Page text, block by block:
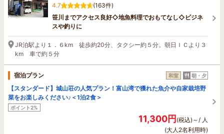
4.7
(163件)
笹川までアクセス良好◇地魚料理でおもてなし◇ビジネ
スや釣りに
JR泊駅より１．６km 徒歩約20分、タクシー約５分。朝日ＩＣより３
km 車で約５分
宿泊プラン 和室 朝・夕
【スタンダード】城山荘の人気プラン！富山湾で獲れた魚介や自家栽培野
菜をお楽しみください♪＜1泊2食＞
ポイント2%
11,300円(税込)～/ 人
(大人2名利用時)